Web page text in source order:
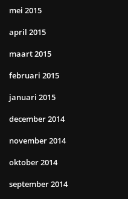
mei 2015
april 2015
maart 2015
februari 2015
januari 2015
december 2014
november 2014
oktober 2014
september 2014